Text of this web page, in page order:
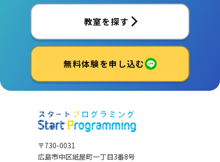
教室を探す
無料体験を申し込む
〒730-0031
広島市中区紙屋町一丁目3番8号